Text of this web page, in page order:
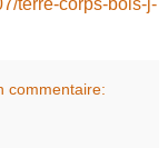
commentaire: